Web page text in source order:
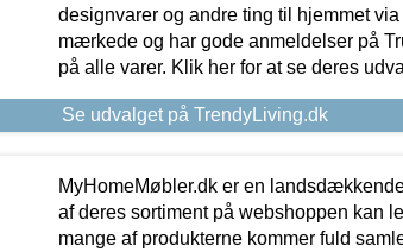
designvarer og andre ting til hjemmet
mærkede og har gode anmeldelser på
på alle varer. Klik her for at se deres
Se udvalget på TrendyLiving.dk
MyHomeMøbler.dk er en
af deres sortiment på webshoppen kan
mange af produkterne kommer fuld